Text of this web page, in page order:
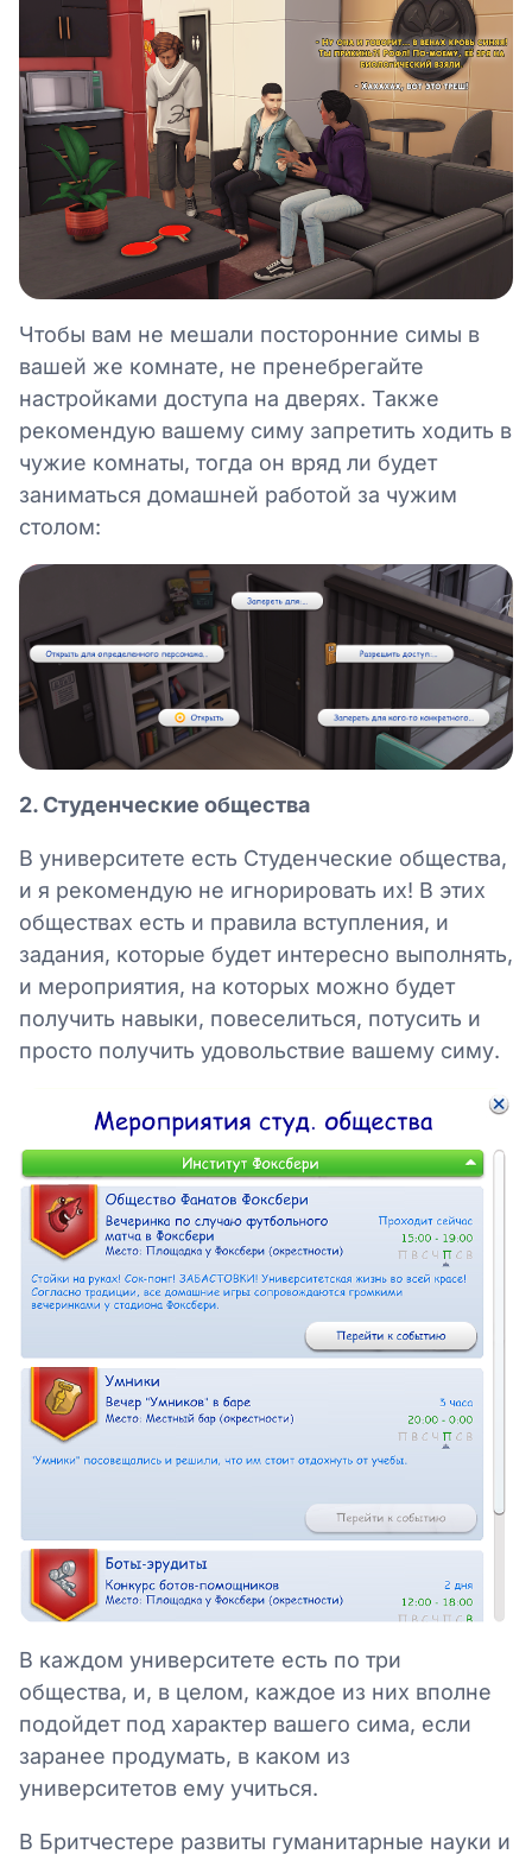
Чтобы вам не мешали посторонние симы в
вашей же комнате, не пренебрегайте
настройками доступа на дверях. Также
рекомендую вашему симу запретить ходить в
чужие комнаты, тогда он вряд ли будет
заниматься домашней работой за чужим
столом:
2. Студенческие общества
В университете есть Студенческие общества,
и я рекомендую не игнорировать их! В этих
обществах есть и правила вступления, и
задания, которые будет интересно выполнять,
и мероприятия, на которых можно будет
получить навыки, повеселиться, потусить и
просто получить удовольствие вашему симу.
В каждом университете есть по три
общества, и, в целом, каждое из них вполне
подойдет под характер вашего сима, если
заранее продумать, в каком из
университетов ему учиться.
В Бритчестере развиты гуманитарные науки и